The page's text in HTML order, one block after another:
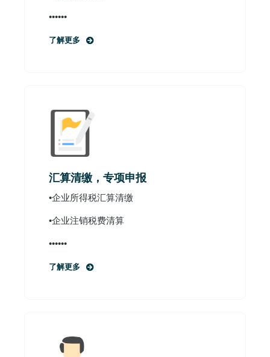
••••••
了解更多
汇算清缴，专项申报
•企业所得税汇算清缴
•企业注销税费清算
••••••
了解更多